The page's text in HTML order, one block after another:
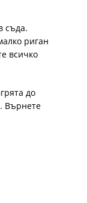
съда.
риган
всичко
до
Върнете